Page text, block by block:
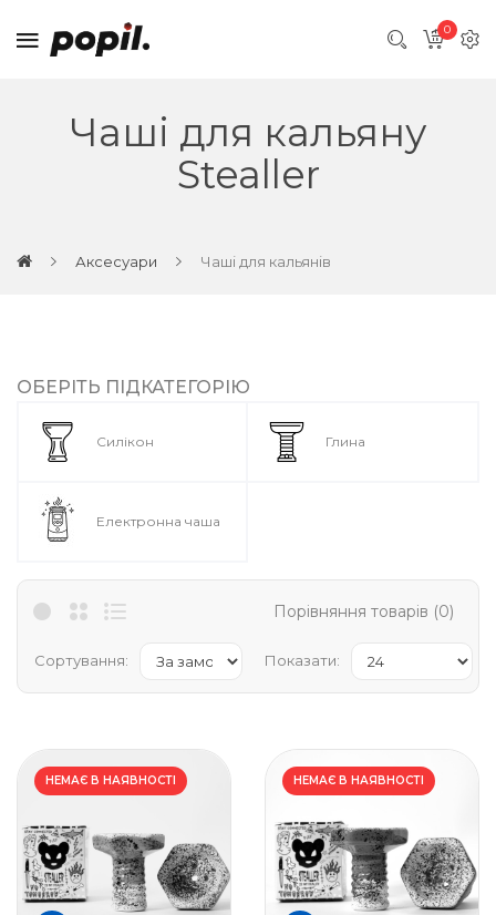
0
Чаші для кальяну
Stealler
Аксесуари Чаші для кальянів
ОБЕРІТЬ ПІДКАТЕГОРІЮ
Силікон Глина
Електронна чаша
Порівняння товарів (0)
Сортування: Показати:
НЕМАЄ В НАЯВНОСТІ НЕМАЄ В НАЯВНОСТІ